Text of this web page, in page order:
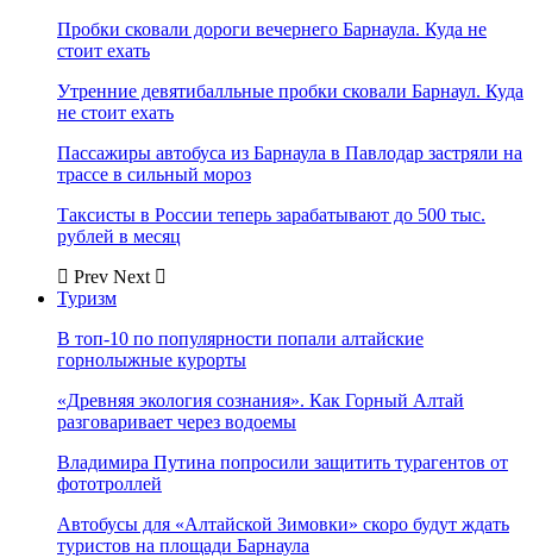
Пробки сковали дороги вечернего Барнаула. Куда не
стоит ехать
Утренние девятибалльные пробки сковали Барнаул. Куда
не стоит ехать
Пассажиры автобуса из Барнаула в Павлодар застряли на
трассе в сильный мороз
Таксисты в России теперь зарабатывают до 500 тыс.
рублей в месяц
Prev Next
Туризм
В топ-10 по популярности попали алтайские
горнолыжные курорты
«Древняя экология сознания». Как Горный Алтай
разговаривает через водоемы
Владимира Путина попросили защитить турагентов от
фототроллей
Автобусы для «Алтайской Зимовки» скоро будут ждать
туристов на площади Барнаула